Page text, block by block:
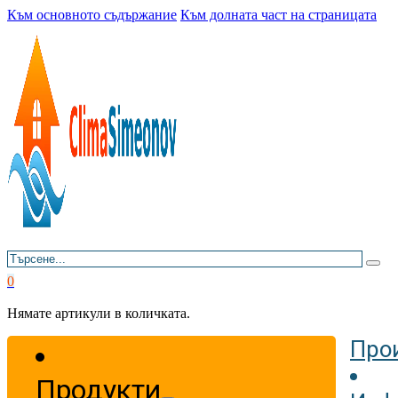
Към основното съдържание Към долната част на страницата
Търсене
0
Нямате артикули в количката.
Продукти